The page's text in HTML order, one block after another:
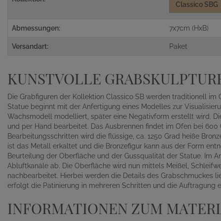
Classico SBG
Abmessungen: 7x7cm (HxB)
Versandart: Paket
KUNSTVOLLE
Die Grabfiguren der Kollektion Classico SB werden traditionell im
Statue beginnt mit der Anfertigung eines Modelles zur
Wachsmodell modelliert, später eine Negativform erstellt wird.
und per Hand bearbeitet. Das Ausbrennen findet im Ofen bei 600
Bearbeitungsschritten wird die flüssige, ca. 1250 Grad heiße
ist das Metall erkaltet und die Bronzefigur kann aus der Form
Beurteilung der Oberfläche und der Gussqualität der Statue. Im
Abluftkanäle ab. Die Oberfläche wird nun mittels Meißel,
nachbearbeitet. Hierbei werden die Details des Grabschmuckes
erfolgt die Patinierung in mehreren Schritten und die Auftragung
INFORMATIONEN ZUM